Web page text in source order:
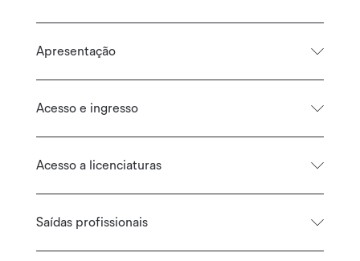
Apresentação
Acesso e ingresso
Acesso a licenciaturas
Saídas profissionais